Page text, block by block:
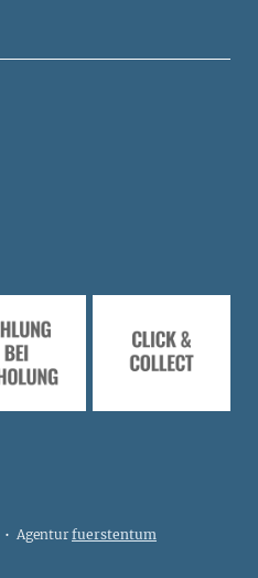
• Agentur fuerstentum